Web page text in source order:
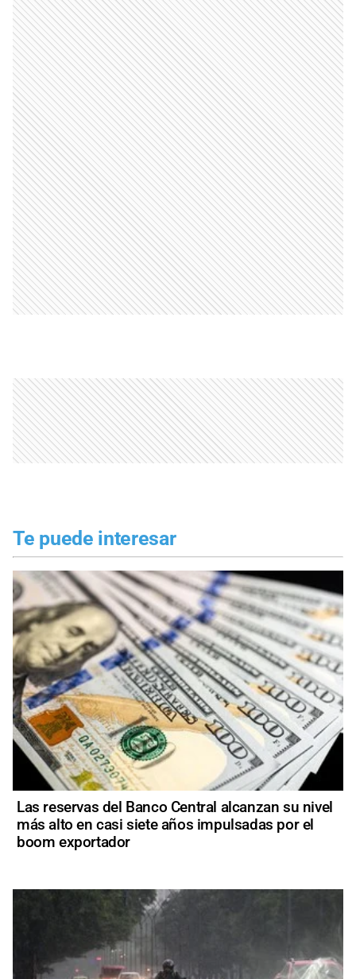
Te puede interesar
Las reservas del Banco Central alcanzan su nivel
más alto en casi siete años impulsadas por el
boom exportador